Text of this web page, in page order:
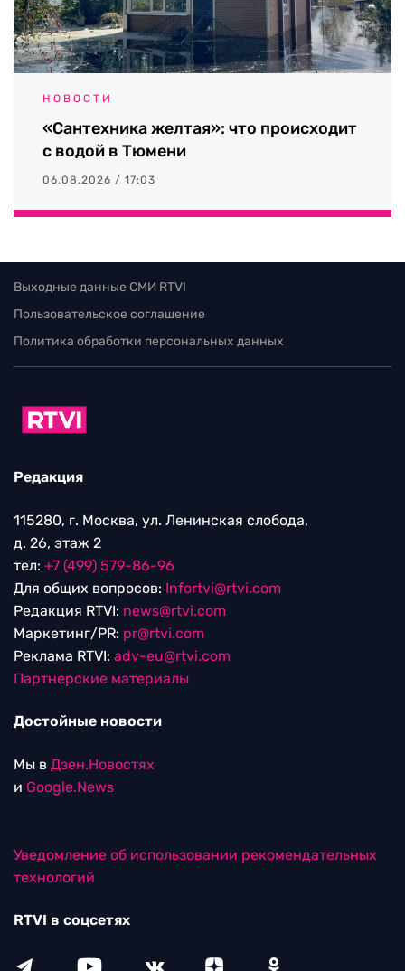
НОВОСТИ
«Сантехника желтая»: что происходит
с водой в Тюмени
06.08.2026 / 17:03
Выходные данные СМИ RTVI
Пользовательское соглашение
Политика обработки персональных данных
Редакция
115280, г. Москва, ул. Ленинская слобода,
д. 26, этаж 2
тел: +7 (499) 579-86-96
Для общих вопросов: Infortvi@rtvi.com
Редакция RTVI: news@rtvi.com
Маркетинг/PR: pr@rtvi.com
Реклама RTVI: adv-eu@rtvi.com
Партнерские материалы
Достойные новости
Мы в Дзен.Новостях
и Google.News
Уведомление об использовании рекомендательных
технологий
RTVI в соцсетях